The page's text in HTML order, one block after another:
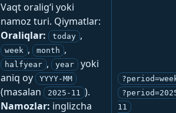
Vaqt oralig‘i yoki
namoz turi. Qiymatlar:
Oraliqlar:
today ,
week , month ,
halfyear , year
yoki
aniq oy
YYYY-MM
(masalan 2025-11 ).
Namozlar: inglizcha
11